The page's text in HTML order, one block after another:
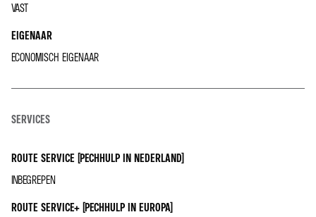
VAST
EIGENAAR
ECONOMISCH EIGENAAR
SERVICES
ROUTE SERVICE (PECHHULP IN NEDERLAND)
INBEGREPEN
ROUTE SERVICE+ (PECHHULP IN EUROPA)